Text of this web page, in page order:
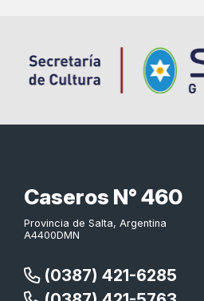
Caseros N° 460
Provincia de Salta, Argentina
A4400DMN
(0387) 421-6285